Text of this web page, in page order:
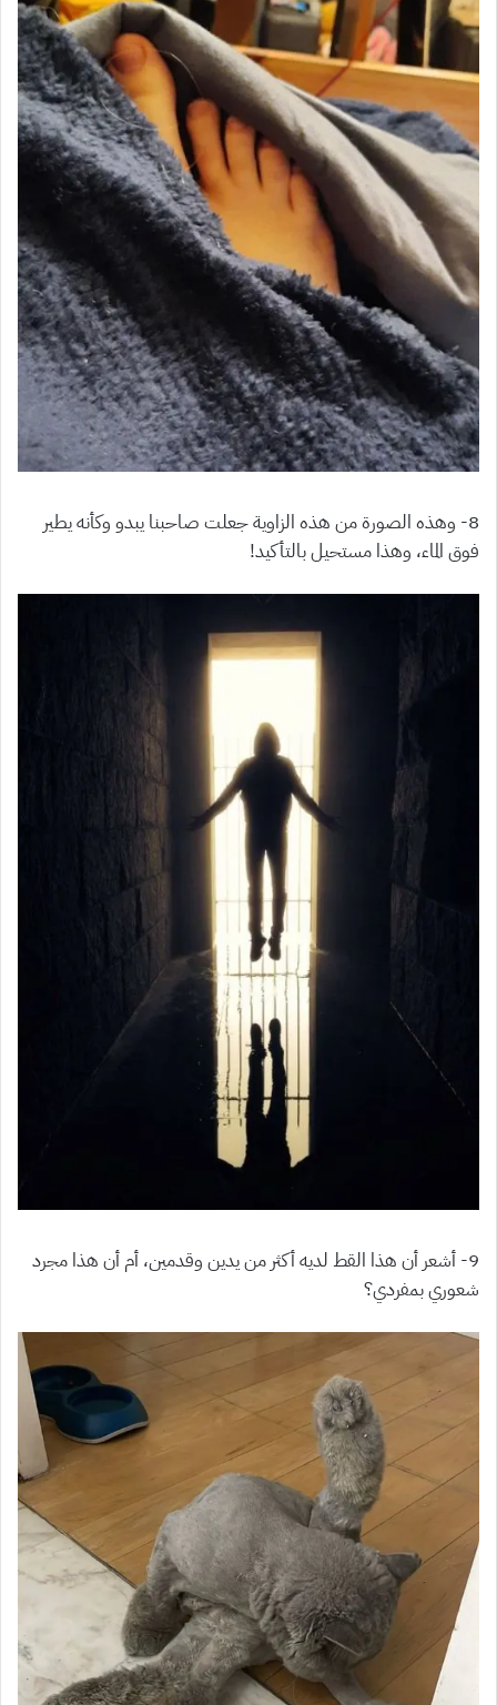
8- وهذه الصورة من هذه الزاوية جعلت صاحبنا يبدو وكأنه يطير
فوق الماء، وهذا مستحيل بالتأكيد!
9- أشعر أن هذا القط لديه أكثر من يدين وقدمين، أم أن هذا مجرد
شعوري بمفردي؟